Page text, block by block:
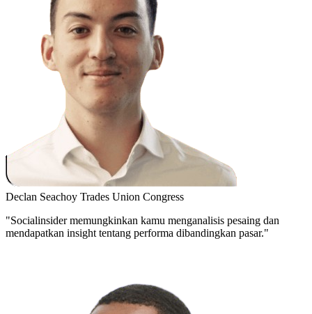
Declan Seachoy Trades Union Congress
"Socialinsider memungkinkan kamu menganalisis pesaing dan
mendapatkan insight tentang performa dibandingkan pasar."